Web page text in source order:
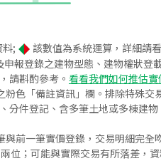
; 該數值為系統運算，詳細請看
報登錄之建物型態、建物權狀登
請斟酌參考。 看看我們如何推估
色「備註資訊」欄。排除特殊交
件登記、含多筆土地或多棟建
前一筆實價登錄，交易明細完
；可能與實際交易有所落差，資